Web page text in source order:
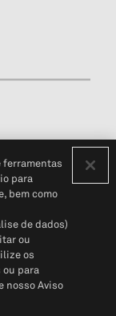
(em inglês)
Global
ferramentas
para
bem como
de dados)
ou
os
para
nosso Aviso